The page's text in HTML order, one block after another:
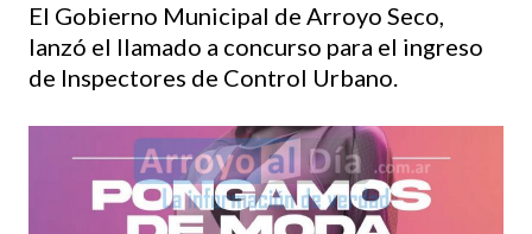
El Gobierno Municipal de Arroyo Seco,
lanzó el llamado a concurso para el ingreso
de Inspectores de Control Urbano.